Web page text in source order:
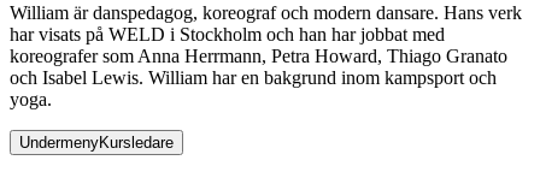
William är danspedagog, koreograf och modern dansare. Hans verk
har visats på WELD i Stockholm och han har jobbat med
koreografer som Anna Herrmann, Petra Howard, Thiago Granato
och Isabel Lewis. William har en bakgrund inom kampsport och
yoga.
UndermenyKursledare